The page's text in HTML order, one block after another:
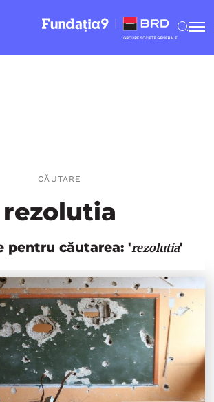
CĂUTARE
rezolutia
pentru căutarea: 'rezolutia'